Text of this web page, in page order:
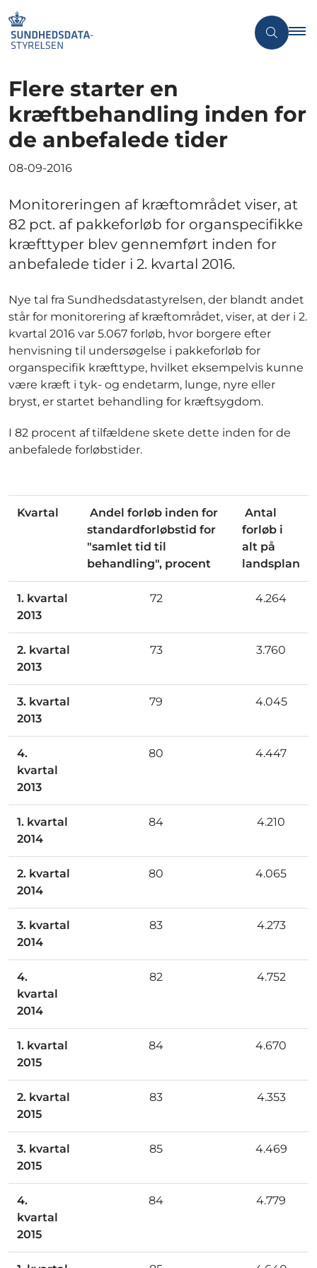
Flere starter en
kræftbehandling inden for
de anbefalede tider
08-09-2016
Monitoreringen af kræftområdet viser, at
82 pct. af pakkeforløb for organspecifikke
kræfttyper blev gennemført inden for
anbefalede tider i 2. kvartal 2016.
Nye tal fra Sundhedsdatastyrelsen, der blandt andet
står for monitorering af kræftområdet, viser, at der i 2.
kvartal 2016 var 5.067 forløb, hvor borgere efter
henvisning til undersøgelse i pakkeforløb for
organspecifik kræfttype, hvilket eksempelvis kunne
være kræft i tyk- og endetarm, lunge, nyre eller
bryst, er startet behandling for kræftsygdom.
I 82 procent af tilfældene skete dette inden for de
anbefalede forløbstider.
Kvartal
Andel forløb inden for
standardforløbstid for
"samlet tid til
behandling", procent
Antal
forløb i
alt på
landsplan
1. kvartal
2013
72 4.264
2. kvartal
2013
73 3.760
3. kvartal
2013
79 4.045
4.
kvartal
2013
80 4.447
1. kvartal
2014
84 4.210
2. kvartal
2014
80 4.065
3. kvartal
2014
83 4.273
4.
kvartal
2014
82 4.752
1. kvartal
2015
84 4.670
2. kvartal
2015
83 4.353
3. kvartal
2015
85 4.469
4.
kvartal
2015
84 4.779